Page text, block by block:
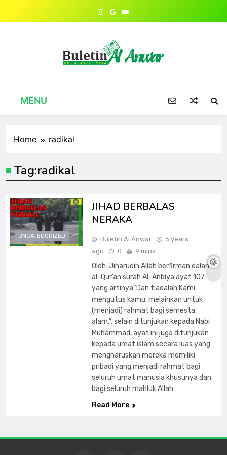
MENU
Home radikal
Tag:radikal
UNCATEGORIZED
JIHAD BERBALAS
NERAKA
Buletin Al Anwar
5 years
ago
0 9 mins
Oleh: Jiharudin Allah berfirman dalam
al-Qur’an surah Al-Anbiya ayat 107
yang artinya“Dan tiadalah Kami
mengutus kamu, melainkan untuk
(menjadi) rahmat bagi semesta
alam.”. selain ditunjukan kepada Nabi
Muhammad, ayat ini juga ditunjukan
kepada umat islam secara luas yang
mengharuskan mereka memiliki
pribadi yang menjadi rahmat bagi
seluruh umat manusia khusunya dan
bagi seluruh mahluk Allah…
Read More